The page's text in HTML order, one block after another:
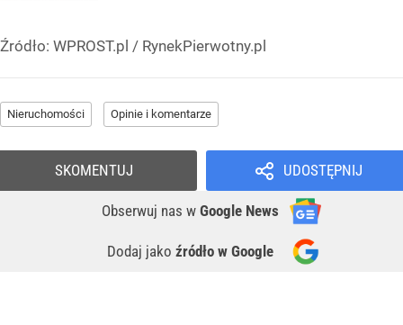
Źródło: WPROST.pl / RynekPierwotny.pl
Nieruchomości Opinie i komentarze
UDOSTĘPNIJ
Obserwuj nas w Google News
Dodaj jako źródło w Google
SKOMENTUJ